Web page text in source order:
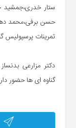
ستار خدری،جمشید
حسن برفی،محمد
تمرینات پرسپولیس
دکتر مزارعی
گناوه ای ها حضور